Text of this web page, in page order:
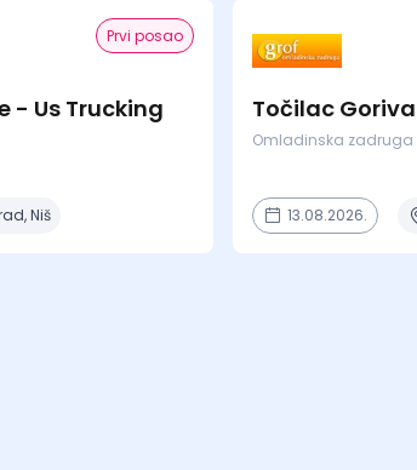
Prvi posao
- Us Trucking
Niš
Točilac
Omladinska zadruga
13.08.2026.